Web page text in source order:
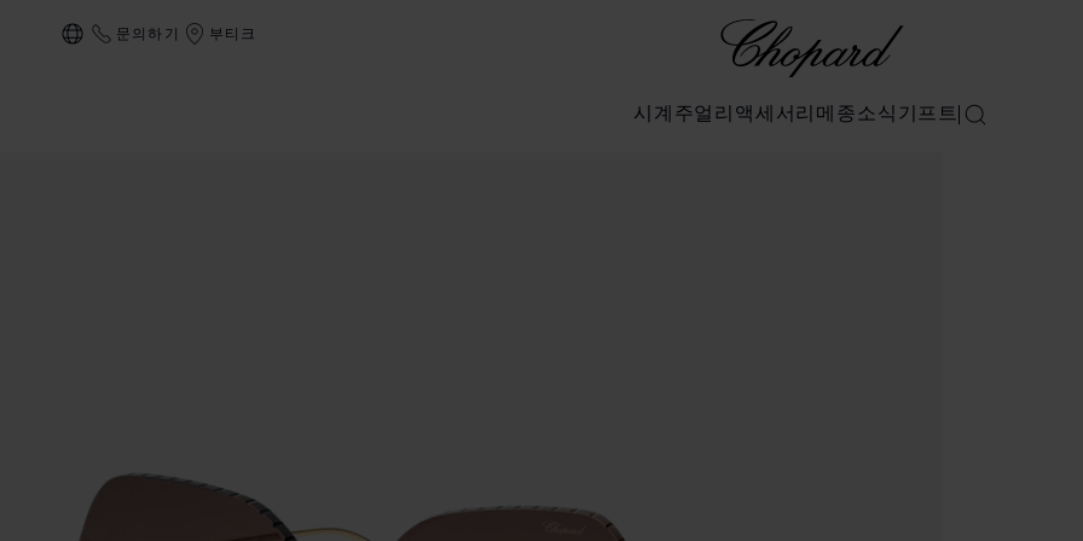
현지화(국가 변경)
문의하기 부티크
시계 주얼리 액세서리 메종소식 기프트검색